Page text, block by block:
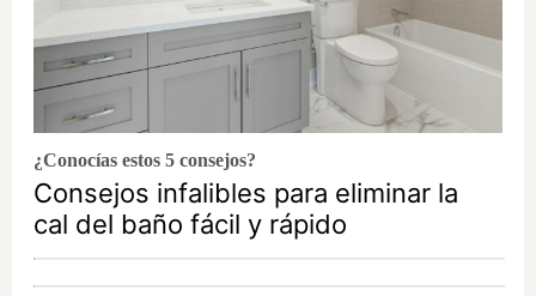
¿Conocías estos 5 consejos?
Consejos infalibles para eliminar la
cal del baño fácil y rápido